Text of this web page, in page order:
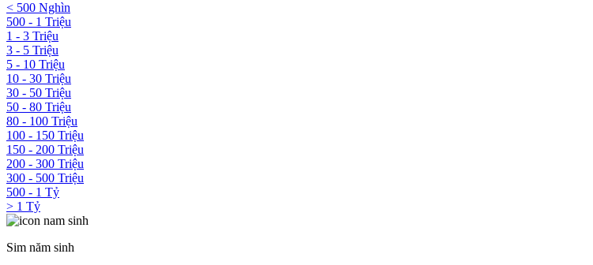
< 500 Nghìn
500 - 1 Triệu
1 - 3 Triệu
3 - 5 Triệu
5 - 10 Triệu
10 - 30 Triệu
30 - 50 Triệu
50 - 80 Triệu
80 - 100 Triệu
100 - 150 Triệu
150 - 200 Triệu
200 - 300 Triệu
300 - 500 Triệu
500 - 1 Tỷ
> 1 Tỷ
Sim năm sinh